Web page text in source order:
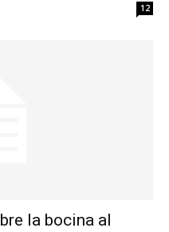
12
la bocina al